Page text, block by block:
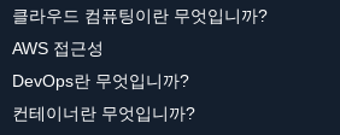
클라우드 컴퓨팅이란 무엇입니까?
AWS 접근성
DevOps란 무엇입니까?
컨테이너란 무엇입니까?